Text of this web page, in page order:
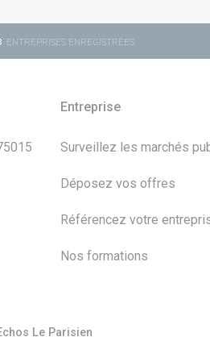
ENTREPRISES ENREGISTRÉES
Entreprise
Surveillez les marchés
Déposez vos offres
Référencez votre
Nos formations
Le Parisien